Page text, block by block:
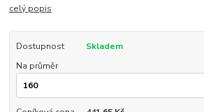
celý popis
Dostupnost
Skladem
Na průměr